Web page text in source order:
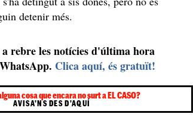
detenir més.
rebre les notícies d'última hora
Clica aquí, és gratuït!
cosa que encara no surt a EL CASO?
AVISA'NS DES D'AQUÍ